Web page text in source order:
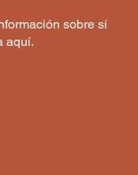
sobre sí
aquí.